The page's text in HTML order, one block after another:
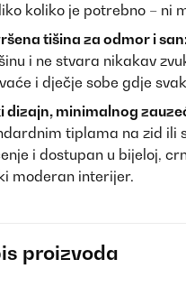
koliko je potrebno – ni
tišina za odmor i
i ne stvara nikakav
i dječje sobe gdje
dizajn, minimalnog
tiplama na zid ili
i dostupan u bijeloj,
moderan interijer.
proizvoda